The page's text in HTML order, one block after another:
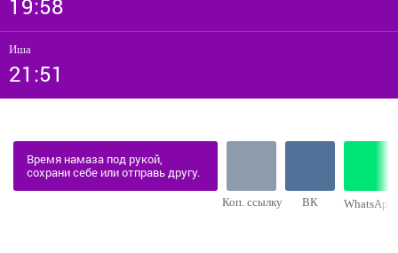
19:58
Иша
21:51
Время намаза под рукой,
сохрани себе или отправь другу.
Коп. ссылку ВК WhatsApp